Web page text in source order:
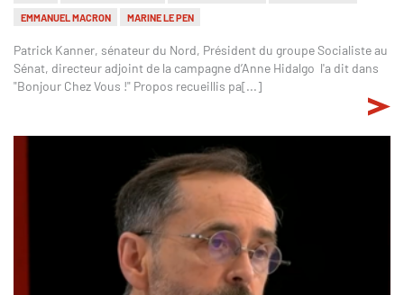
EMMANUEL MACRON
MARINE LE PEN
Patrick Kanner, sénateur du Nord, Président du groupe Socialiste au
Sénat, directeur adjoint de la campagne d’Anne Hidalgo l'a dit dans
"Bonjour Chez Vous !" Propos recueillis pa[...]